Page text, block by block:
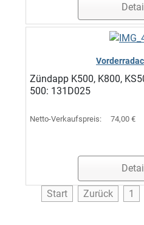
Zündapp K500, K800,
500: 131D025
Netto-Verkaufspreis: 74,00 €
Start Zurück 1